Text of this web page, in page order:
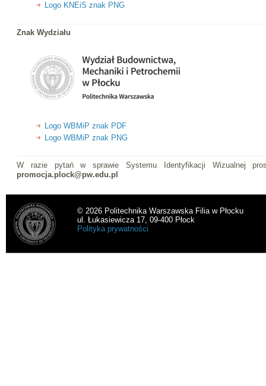
Logo KNEiS znak PNG
Znak Wydziału
Logo WBMiP znak PDF
Logo WBMiP znak PNG
W razie pytań w sprawie Systemu Identyfikacji Wizualnej
promocja.plock@pw.edu.pl
© 2026 Politechnika Warszawska Filia w Płocku
ul. Łukasiewicza 17, 09-400 Płock
Polityka prywatności